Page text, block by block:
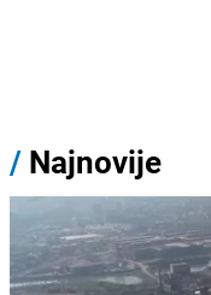
/ Najnovije